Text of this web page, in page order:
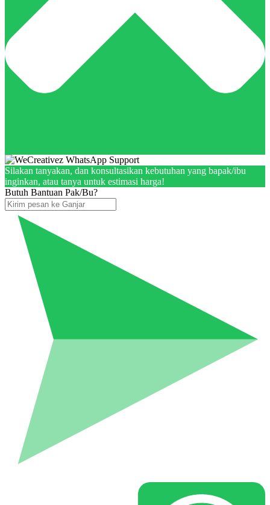
Silakan tanyakan, dan konsultasikan kebutuhan yang bapak/ibu
inginkan, atau tanya untuk estimasi harga!
Butuh Bantuan Pak/Bu?